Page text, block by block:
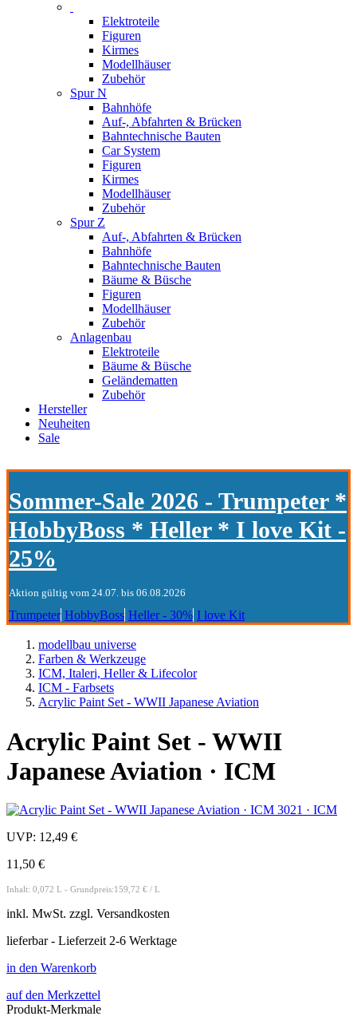
Elektroteile
Figuren
Kirmes
Modellhäuser
Zubehör
Spur N
Bahnhöfe
Auf-, Abfahrten & Brücken
Bahntechnische Bauten
Car System
Figuren
Kirmes
Modellhäuser
Zubehör
Spur Z
Auf-, Abfahrten & Brücken
Bahnhöfe
Bahntechnische Bauten
Bäume & Büsche
Figuren
Modellhäuser
Zubehör
Anlagenbau
Elektroteile
Bäume & Büsche
Geländematten
Zubehör
Hersteller
Neuheiten
Sale
Sommer-Sale 2026 - Trumpeter *
HobbyBoss * Heller * I love Kit -
25%
Aktion gültig vom 24.07. bis 06.08.2026
Trumpeter HobbyBoss Heller - 30% I love Kit
modellbau universe
Farben & Werkzeuge
ICM, Italeri, Heller & Lifecolor
ICM - Farbsets
Acrylic Paint Set - WWII Japanese Aviation
Acrylic Paint Set - WWII
Japanese Aviation · ICM
UVP: 12,49 €
11,50 €
Inhalt: 0,072 L - Grundpreis:159,72 € / L
inkl. MwSt. zzgl. Versandkosten
lieferbar - Lieferzeit 2-6 Werktage
in den Warenkorb
auf den Merkzettel
Produkt-Merkmale